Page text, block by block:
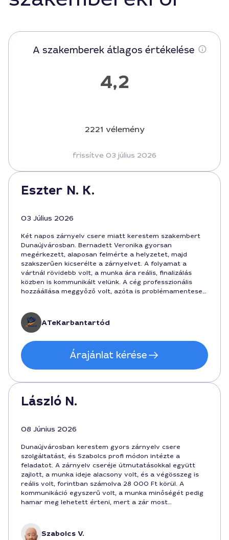
A szakemberek átlagos értékelése
4,2
2221 vélemény
frissítve 03 július 2026
Eszter N. K.
03 Július 2026
Két napos zárnyelv csere miatt kerestem szakembert
Dunaújvárosban. Bernadett Veronika gyorsan
megérkezett, alaposan felmérte a helyzetet, majd
szakszerűen kicserélte a zárnyelvet. A folyamat a
vártnál rövidebb volt, a munka ára reális, finalizálás
közben is kommunikált velünk. A cég professzionális
hozzáállása meggyőző volt, azóta is problémamentesen
ATeKarbantartód
Árajánlat kérése
László N.
08 Június 2026
Dunaújvárosban kerestem gyors zárnyelv csere
szolgáltatást, és Szabolcs profi módon intézte a
feladatot. A zárnyelv cseréje útmutatásokkal együtt
zajlott, a munka ideje alacsony volt, és a végösszeg is
reális volt, forintban számolva 28 000 Ft körül. A
kommunikáció egyszerű volt, a munka minőségét pedig
hamar meg lehetett érteni, mert a zár most
Dunaújvárosban végző szakembernek.
Szabolcs V.